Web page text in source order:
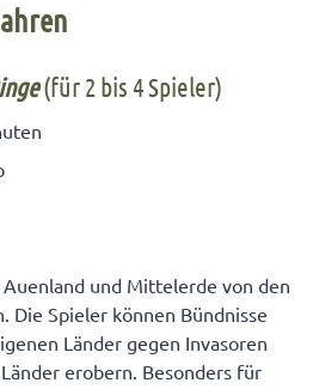
(für 2 bis 4 Spieler)
und Mittelerde von den
Die Spieler können Bündnisse
Länder gegen Invasoren
erobern. Besonders für